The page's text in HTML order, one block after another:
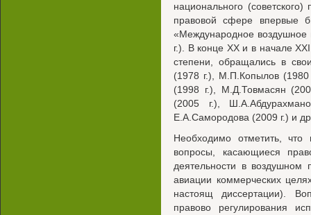
национального
правовой сфере впервые
«Международное воздушное
г.). В конце XX и в начале
степени, обращались в
(1978 г.), М.П.Копылов
(1998 г.), М.Д.Товмасян
(2005 г.),
Е.А.Самородова (2009 г.) и
Необходимо отметить,
вопросы, касающиеся
деятельности в воздушном
авиации коммерческих
настоящ диссертации).
правово регулирования